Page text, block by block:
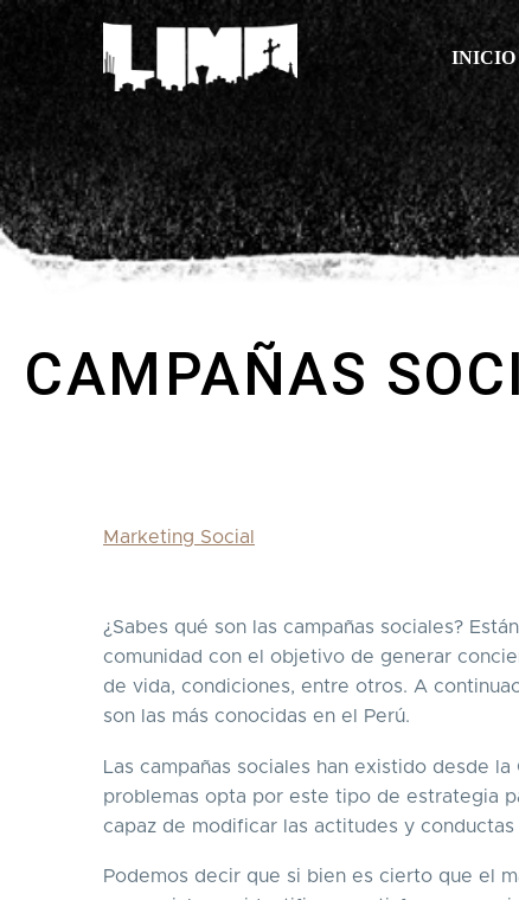
INICIO
CAMPAÑAS
Marketing Social
¿Sabes qué son las campañas sociales?
comunidad con el objetivo de generar
de vida, condiciones, entre otros. A
son las más conocidas en el Perú.
Las campañas sociales han existido desde
problemas opta por este tipo de estrategia
capaz de modificar las actitudes y
Podemos decir que si bien es cierto que el